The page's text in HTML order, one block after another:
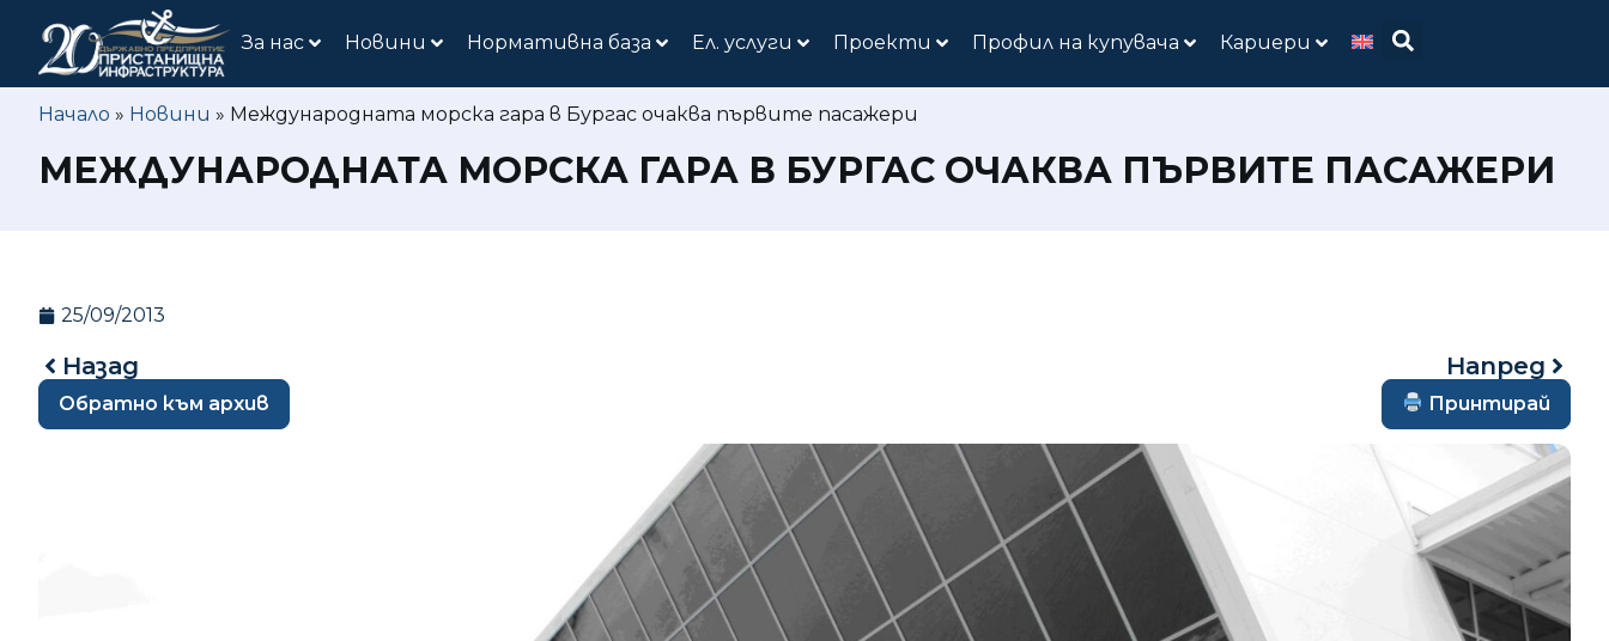
За нас Новини Нормативна база Ел. услуги Проекти Профил на купувача Кариери
Начало » Новини » Международната морска гара в Бургас очаква първите пасажери
МЕЖДУНАРОДНАТА МОРСКА ГАРА В БУРГАС ОЧАКВА ПЪРВИТЕ ПАСАЖЕРИ
25/09/2013
Назад Напред
Обратно към архив Принтирай